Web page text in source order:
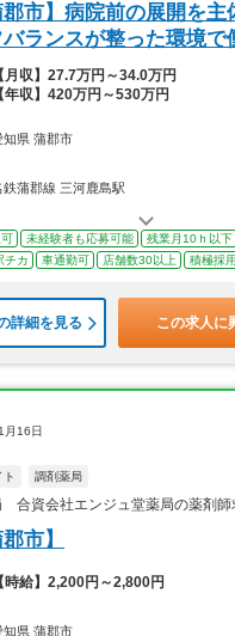
郡市】病院前の展開を
ランスが整った環境で
【月収】27.7万円～34.0万円
【年収】420万円～530万円
知県 蒲郡市
鉄蒲郡線 三河鹿島駅
未経験者も応募可能 残業月10ｈ以下
チカ 車通勤可 店舗数30以上 積極採
詳細を見る この求人に
月16日
調剤薬局
合資会社エンジュ堂薬局の薬剤師
市】
【時給】2,200円～2,800円
知県 蒲郡市